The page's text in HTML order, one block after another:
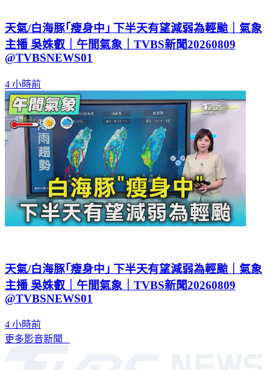
天氣/白海豚｢瘦身中｣ 下半天有望減弱為輕颱｜氣象
主播 吳姝叡｜午間氣象｜TVBS新聞20260809
@TVBSNEWS01
4 小時前
天氣/白海豚｢瘦身中｣ 下半天有望減弱為輕颱｜氣象
主播 吳姝叡｜午間氣象｜TVBS新聞20260809
@TVBSNEWS01
4 小時前
更多影音新聞